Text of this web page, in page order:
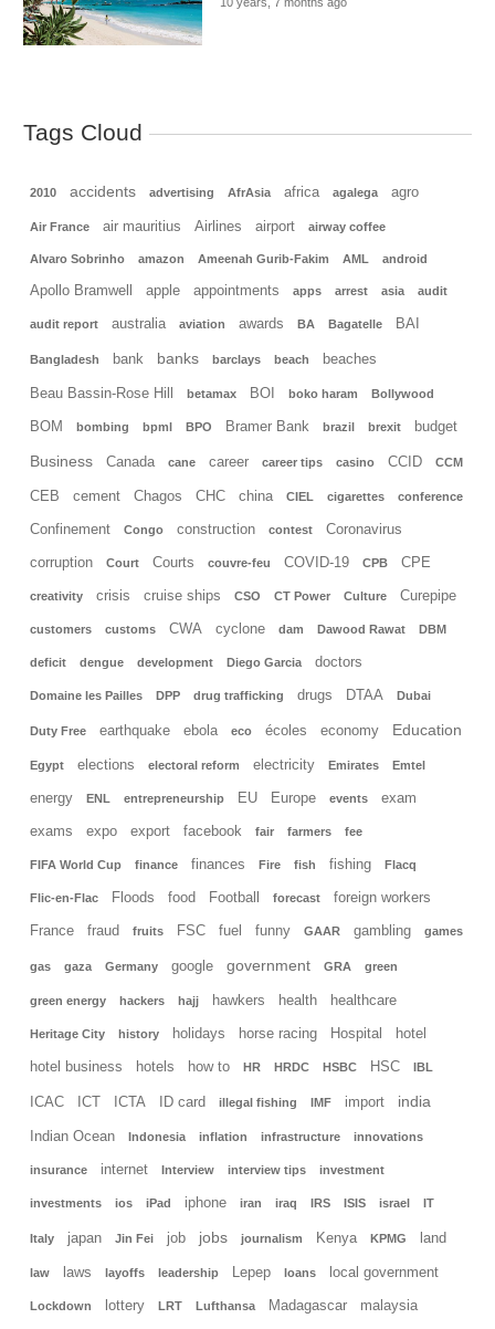
Tags Cloud
2010 accidents advertising AfrAsia africa agalega agro
Air France air mauritius Airlines airport airway coffee
Alvaro Sobrinho amazon Ameenah Gurib-Fakim AML android
Apollo Bramwell apple appointments apps arrest asia audit
audit report australia aviation awards BA Bagatelle BAI
Bangladesh bank banks barclays beach beaches
Beau Bassin-Rose Hill betamax BOI boko haram Bollywood
BOM bombing bpml BPO Bramer Bank brazil brexit budget
Business Canada cane career career tips casino CCID CCM
CEB cement Chagos CHC china CIEL cigarettes conference
Confinement Congo construction contest Coronavirus
corruption Court Courts couvre-feu COVID-19 CPB CPE
creativity crisis cruise ships CSO CT Power Culture Curepipe
customers customs CWA cyclone dam Dawood Rawat DBM
deficit dengue development Diego Garcia doctors
Domaine les Pailles DPP drug trafficking drugs DTAA Dubai
Duty Free earthquake ebola eco écoles economy Education
Egypt elections electoral reform electricity Emirates Emtel
energy ENL entrepreneurship EU Europe events exam
exams expo export facebook fair farmers fee
FIFA World Cup finance finances Fire fish fishing Flacq
Flic-en-Flac Floods food Football forecast foreign workers
France fraud fruits FSC fuel funny GAAR gambling games
gas gaza Germany google government GRA green
green energy hackers hajj hawkers health healthcare
Heritage City history holidays horse racing Hospital hotel
hotel business hotels how to HR HRDC HSBC HSC IBL
ICAC ICT ICTA ID card illegal fishing IMF import india
Indian Ocean Indonesia inflation infrastructure innovations
insurance internet Interview interview tips investment
investments ios iPad iphone iran iraq IRS ISIS israel IT
Italy japan Jin Fei job jobs journalism Kenya KPMG land
law laws layoffs leadership Lepep loans local government
Lockdown lottery LRT Lufthansa Madagascar malaysia